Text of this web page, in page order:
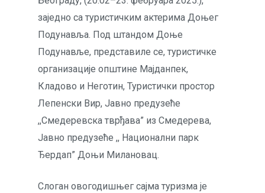
заједно са туристичким актерима Доњег
Подунавља. Под штандом Доње
Подунавље, представиле се, туристичке
организације општине Мајданпек,
Кладово и Неготин, Туристички простор
Лепенски Вир, Јавно предузеће
,,Смедеревска тврђава” из Смедерева,
Јавно предузеће ,, Национални парк
Ђердап” Доњи Милановац.
Слоган овогодишњег сајма туризма је